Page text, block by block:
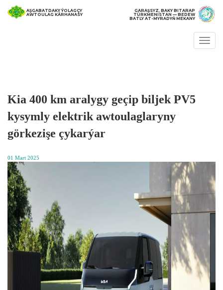
AŞGABATDAKY ÝOLAGÇY
AWTOULAG KÄRHANASY
GARAŞSYZ, BAKY BITARAP
TÜRKMENISTAN — BEDEW
BATLY AT-MYRADYŇ MEKANY
Kia 400 km aralygy geçip biljek PV5
kysymly elektrik awtoulaglaryny
görkezişe çykarýar
01 Mart 2025